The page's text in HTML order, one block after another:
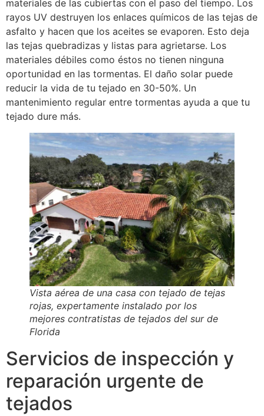
materiales de las cubiertas con el paso del tiempo. Los
rayos UV destruyen los enlaces químicos de las tejas de
asfalto y hacen que los aceites se evaporen. Esto deja
las tejas quebradizas y listas para agrietarse. Los
materiales débiles como éstos no tienen ninguna
oportunidad en las tormentas. El daño solar puede
reducir la vida de tu tejado en 30-50%. Un
mantenimiento regular entre tormentas ayuda a que tu
tejado dure más.
Vista aérea de una casa con tejado de tejas
rojas, expertamente instalado por los
mejores contratistas de tejados del sur de
Florida
Servicios de inspección y
reparación urgente de
tejados